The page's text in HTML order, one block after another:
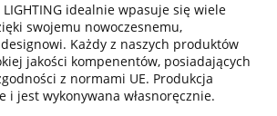
LIGHTING idealnie wpasuje się wiele
swojemu nowoczesnemu,
Każdy z naszych produktów
jakości kompenentów, posiadających
z normami UE. Produkcja
i jest wykonywana własnoręcznie.